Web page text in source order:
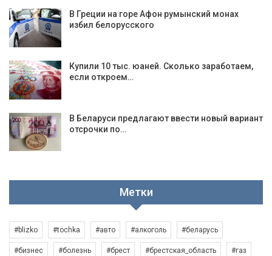
В Греции на горе Афон румынский монах
избил белорусского
Купили 10 тыс. юаней. Сколько заработаем,
если откроем…
В Беларуси предлагают ввести новый вариант
отсрочки по…
Метки
#blizko #tochka #авто #алкоголь #беларусь
#бизнес #болезнь #брест #брестская_область #газ